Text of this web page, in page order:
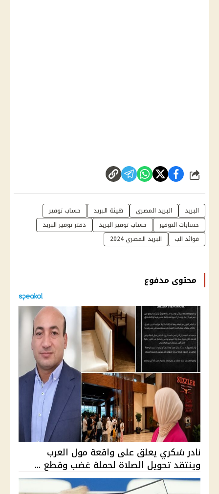
شارك
البريد البريد المصري هيئة البريد
حساب توفير
حسابات التوفير
حساب توفير البريد
دفتر توفير البريد
فوائد الب
البريد المصري 2024
محتوى مدفوع
نادر شكري يعلق على واقعة مول العرب
وينتقد تحويل الصلاة لحملة غضب وقطع ...